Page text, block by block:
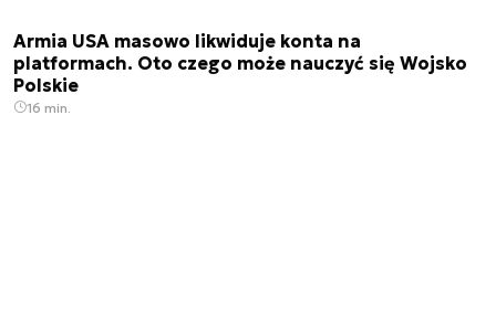
Armia USA masowo likwiduje konta na
platformach. Oto czego może nauczyć się Wojsko
Polskie
16 min.